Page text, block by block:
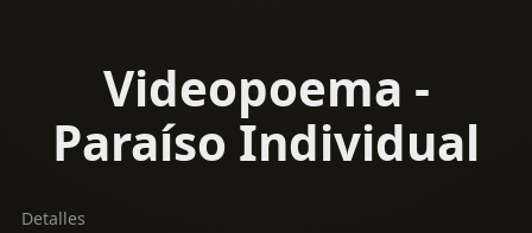
Videopoema -
Paraíso Individual
Detalles